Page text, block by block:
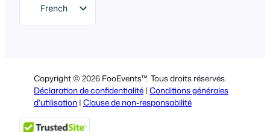
French
Spanish
Italian
Portuguese
Copyright © 2026 FooEvents™. Tous droits réservés.
Déclaration de confidentialité | Conditions générales
d'utilisation | Clause de non-responsabilité